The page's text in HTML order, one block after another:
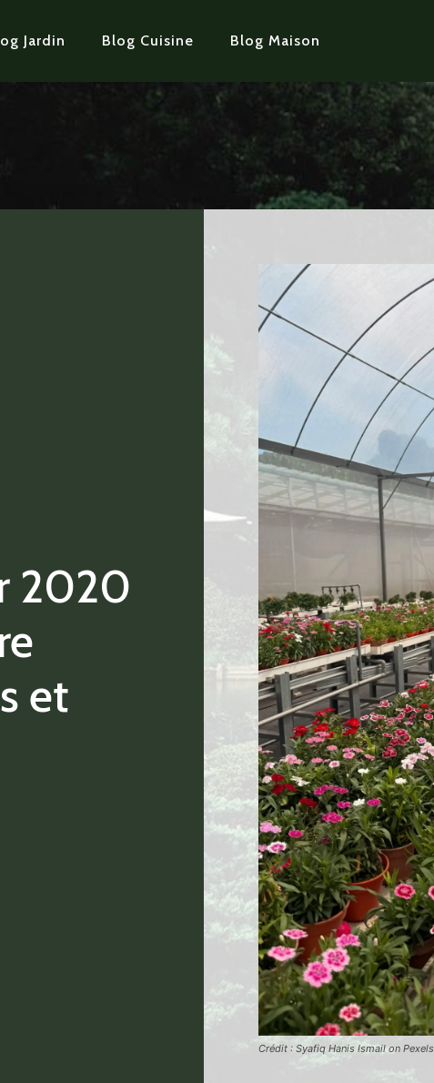
Jardin Blog Cuisine Blog Maison
2020
et
Crédit : Syafiq Hanis Ismail on Pexels